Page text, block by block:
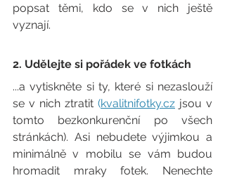
popsat těmi, kdo se v nich ještě
vyznají.
2. Udělejte si pořádek ve fotkách
...a vytiskněte si ty, které si nezaslouží
se v nich ztratit (kvalitnifotky.cz jsou v
tomto bezkonkurenční po všech
stránkách). Asi nebudete výjimkou a
minimálně v mobilu se vám budou
hromadit mraky fotek. Nenechte